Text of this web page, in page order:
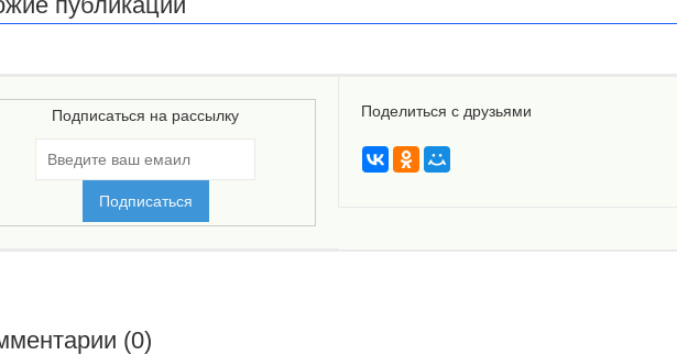
Подписаться на рассылку Поделиться с друзьями
(0)